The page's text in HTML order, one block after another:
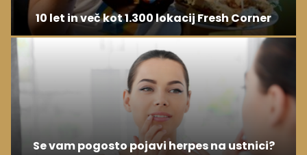
10 let in več kot 1.300 lokacij Fresh Corner
Se vam pogosto pojavi herpes na ustnici?